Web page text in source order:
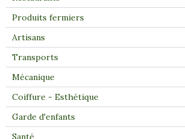
Produits fermiers
Artisans
Transports
Mécanique
Coiffure - Esthétique
Garde d'enfants
Santé